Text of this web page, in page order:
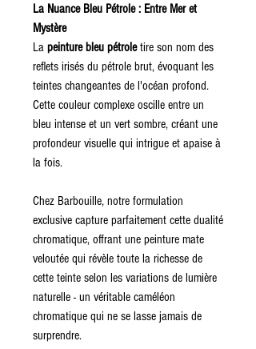
La Nuance Bleu Pétrole : Entre Mer et
Mystère
La peinture bleu pétroletire son nom des
reflets irisés du pétrole brut, évoquant les
teintes changeantes de l'océan profond.
Cette couleur complexe oscille entre un
bleu intense et un vert sombre, créant une
profondeur visuelle qui intrigue et apaise à
la fois.
Chez Barbouille, notre formulation
exclusive capture parfaitement cette dualité
chromatique, offrant une peinture mate
veloutée qui révèle toute la richesse de
cette teinte selon les variations de lumière
naturelle - un véritable caméléon
chromatique qui ne se lasse jamais de
surprendre.